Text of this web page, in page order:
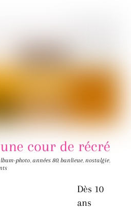
cour de récré
photo,années 80,banlieue,nostalgie,
Dès 10
ans